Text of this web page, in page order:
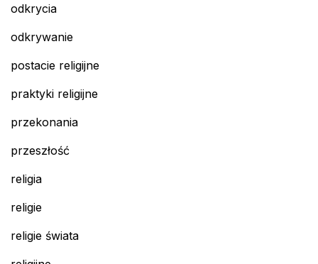
odkrycia
odkrywanie
postacie religijne
praktyki religijne
przekonania
przeszłość
religia
religie
religie świata